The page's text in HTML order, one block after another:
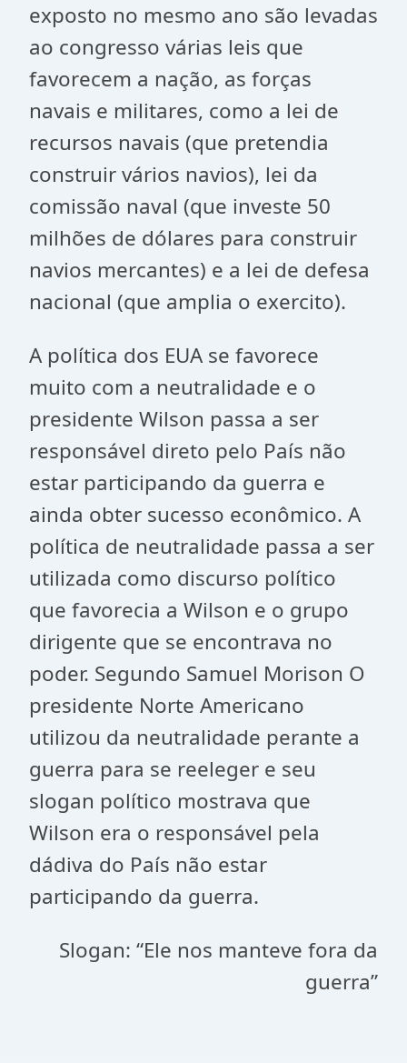
exposto no mesmo ano são levadas
ao congresso várias leis que
favorecem a nação, as forças
navais e militares, como a lei de
recursos navais (que pretendia
construir vários navios), lei da
comissão naval (que investe 50
milhões de dólares para construir
navios mercantes) e a lei de defesa
nacional (que amplia o exercito).
A política dos EUA se favorece
muito com a neutralidade e o
presidente Wilson passa a ser
responsável direto pelo País não
estar participando da guerra e
ainda obter sucesso econômico. A
política de neutralidade passa a ser
utilizada como discurso político
que favorecia a Wilson e o grupo
dirigente que se encontrava no
poder. Segundo Samuel Morison O
presidente Norte Americano
utilizou da neutralidade perante a
guerra para se reeleger e seu
slogan político mostrava que
Wilson era o responsável pela
dádiva do País não estar
participando da guerra.
Slogan: “Ele nos manteve fora da
guerra”